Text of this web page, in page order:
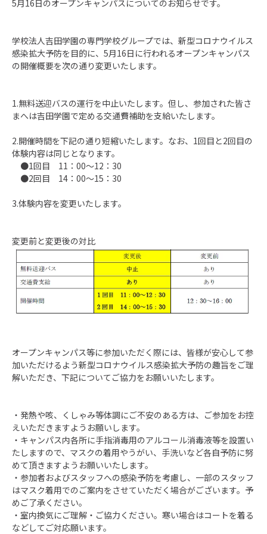
5月16日のオープンキャンパスについてのお知らせです。
学校法人吉田学園の専門学校グループでは、新型コロナウイルス
感染拡大予防を目的に、5月16日に行われるオープンキャンパス
の開催概要を次の通り変更いたします。
1.無料送迎バスの運行を中止いたします。但し、参加された皆さ
まへは吉田学園で定める交通費補助を支給いたします。
2.開催時間を下記の通り短縮いたします。なお、1回目と2回目の
体験内容は同じとなります。
●1回目 11：00～12：30
●2回目 14：00～15：30
3.体験内容を変更いたします。
変更前と変更後の対比
オープンキャンパス等に参加いただく際には、皆様が安心して参
加いただけるよう新型コロナウイルス感染拡大予防の趣旨をご理
解いただき、下記についてご協力をお願いいたします。
・発熱や咳、くしゃみ等体調にご不安のある方は、ご参加をお控
えいただきますようお願いします。
・キャンパス内各所に手指消毒用のアルコール消毒液等を設置い
たしますので、マスクの着用やうがい、手洗いなど各自予防に努
めて頂きますようお願いいたします。
・参加者およびスタッフへの感染予防を考慮し、一部のスタッフ
はマスク着用でのご案内をさせていただく場合がございます。予
めご了承ください。
・室内換気にご理解・ご協力ください。寒い場合はコートを着る
などしてご対応願います。